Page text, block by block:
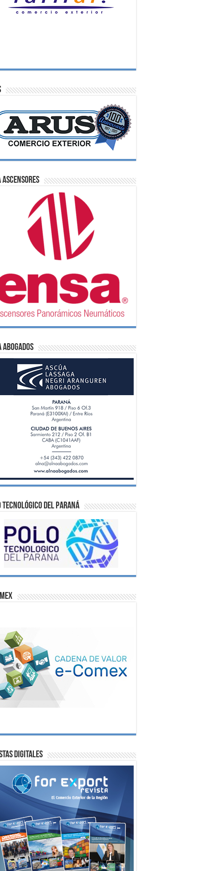
Ascensores
Abogados
Tecnológico del Paraná
digitales